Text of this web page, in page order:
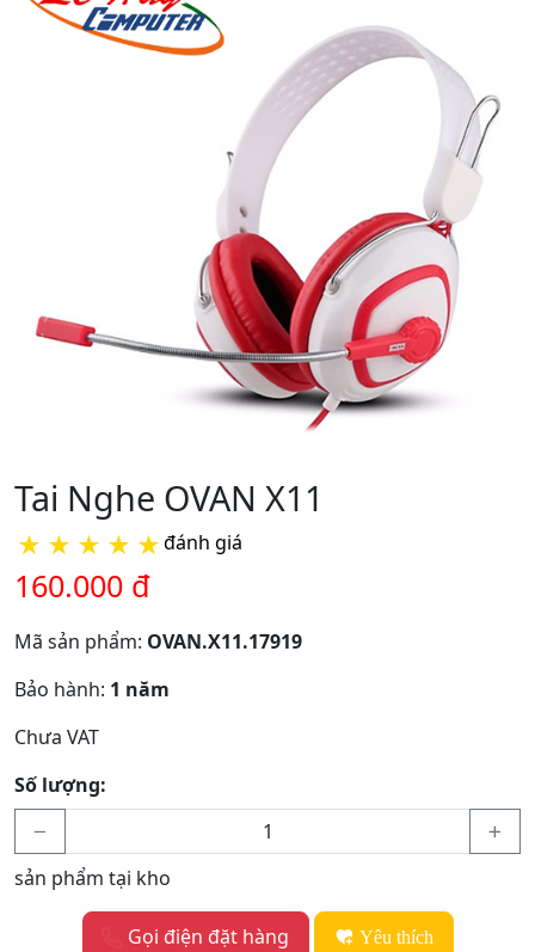
Tai Nghe OVAN X11
★ ★ ★ ★ ★đánh giá
160.000 đ
Mã sản phẩm: OVAN.X11.17919
Bảo hành: 1 năm
Chưa VAT
Số lượng:
sản phẩm tại kho
Gọi điện đặt hàng Yêu thích